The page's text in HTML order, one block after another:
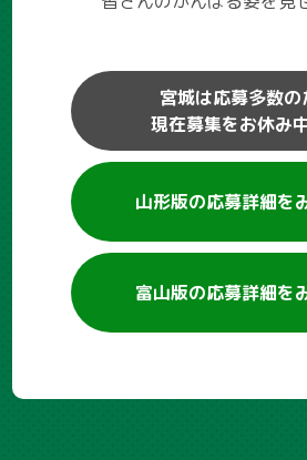
宮城は応募多数の
現在募集をお休み
山形版の応募詳細を
富山版の応募詳細を